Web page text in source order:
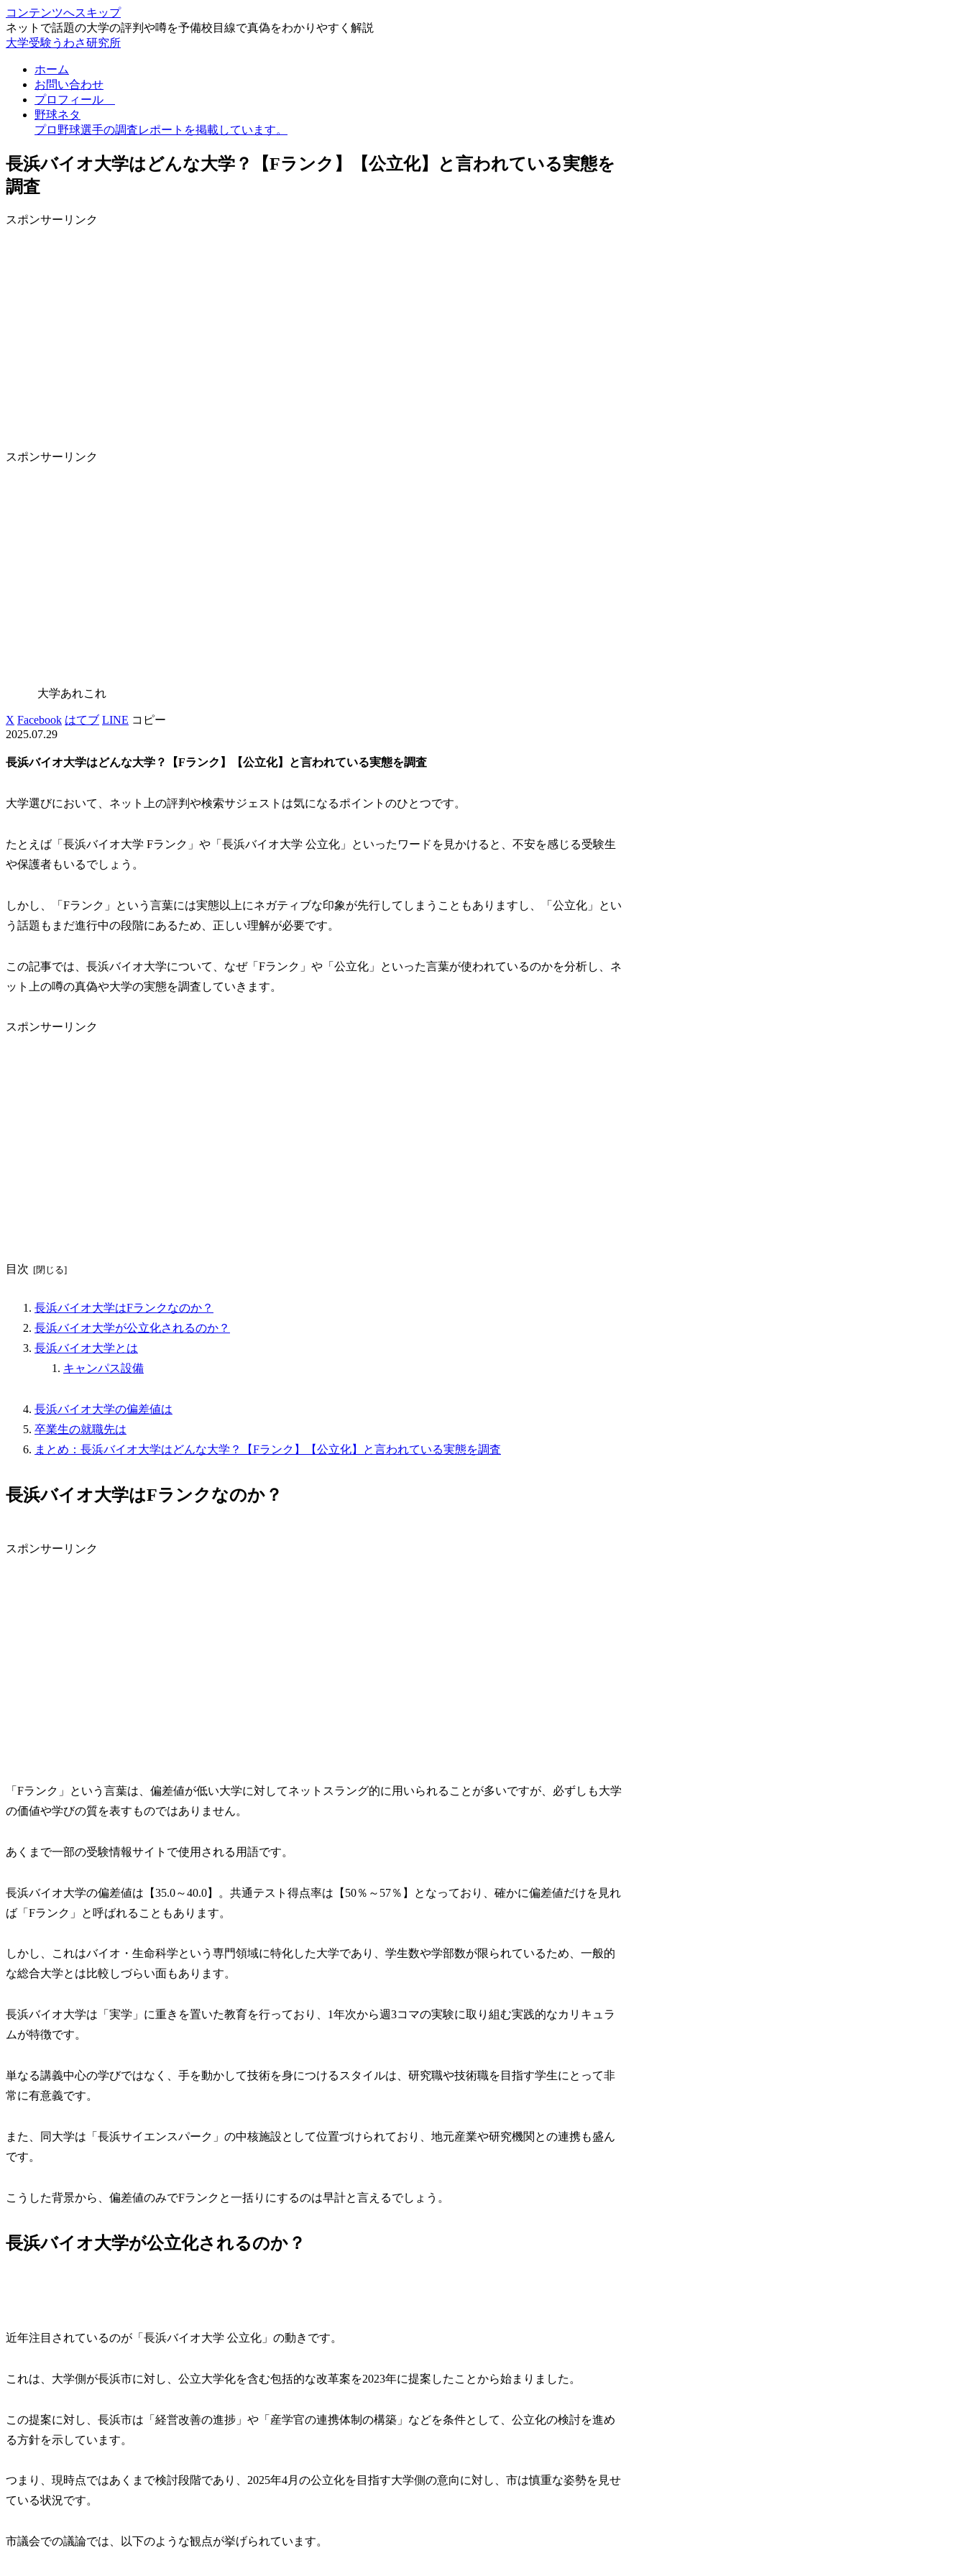
コンテンツへスキップ
ネットで話題の大学の評判や噂を予備校目線で真偽をわかりやすく解説
大学受験うわさ研究所
ホーム
お問い合わせ
プロフィール
野球ネタ
プロ野球選手の調査レポートを掲載しています。
長浜バイオ大学はどんな大学？【Fランク】【公立化】と言われている実態を
調査
スポンサーリンク
スポンサーリンク
大学あれこれ
X Facebook はてブ LINE コピー
2025.07.29
長浜バイオ大学はどんな大学？【Fランク】【公立化】と言われている実態を調査
大学選びにおいて、ネット上の評判や検索サジェストは気になるポイントのひとつです。
たとえば「長浜バイオ大学 Fランク」や「長浜バイオ大学 公立化」といったワードを見かけると、不安を感じる受験生
や保護者もいるでしょう。
しかし、「Fランク」という言葉には実態以上にネガティブな印象が先行してしまうこともありますし、「公立化」とい
う話題もまだ進行中の段階にあるため、正しい理解が必要です。
この記事では、長浜バイオ大学について、なぜ「Fランク」や「公立化」といった言葉が使われているのかを分析し、ネ
ット上の噂の真偽や大学の実態を調査していきます。
スポンサーリンク
目次
長浜バイオ大学はFランクなのか？
長浜バイオ大学が公立化されるのか？
長浜バイオ大学とは
キャンパス設備
長浜バイオ大学の偏差値は
卒業生の就職先は
まとめ：長浜バイオ大学はどんな大学？【Fランク】【公立化】と言われている実態を調査
長浜バイオ大学はFランクなのか？
スポンサーリンク
「Fランク」という言葉は、偏差値が低い大学に対してネットスラング的に用いられることが多いですが、必ずしも大学
の価値や学びの質を表すものではありません。
あくまで一部の受験情報サイトで使用される用語です。
長浜バイオ大学の偏差値は【35.0～40.0】。共通テスト得点率は【50％～57％】となっており、確かに偏差値だけを見れ
ば「Fランク」と呼ばれることもあります。
しかし、これはバイオ・生命科学という専門領域に特化した大学であり、学生数や学部数が限られているため、一般的
な総合大学とは比較しづらい面もあります。
長浜バイオ大学は「実学」に重きを置いた教育を行っており、1年次から週3コマの実験に取り組む実践的なカリキュラ
ムが特徴です。
単なる講義中心の学びではなく、手を動かして技術を身につけるスタイルは、研究職や技術職を目指す学生にとって非
常に有意義です。
また、同大学は「長浜サイエンスパーク」の中核施設として位置づけられており、地元産業や研究機関との連携も盛ん
です。
こうした背景から、 偏差値のみでFランクと一括りにするのは早計と言えるでしょう。
長浜バイオ大学が公立化されるのか？
近年注目されているのが「長浜バイオ大学 公立化」の動きです。
これは、大学側が長浜市に対し、公立大学化を含む包括的な改革案を2023年に提案したことから始まりました。
この提案に対し、長浜市は「経営改善の進捗」や「産学官の連携体制の構築」などを条件として、公立化の検討を進め
る方針を示しています。
つまり、現時点ではあくまで検討段階であり、2025年4月の公立化を目指す大学側の意向に対し、市は慎重な姿勢を見せ
ている状況です。
市議会での議論では、以下のような観点が挙げられています。